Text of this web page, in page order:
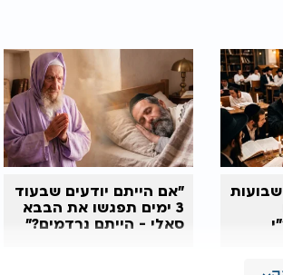
"אם הייתם יודעים שבעוד
3 ימים תפגשו את
הבבא
סאלי - הייתם נרדמים?"